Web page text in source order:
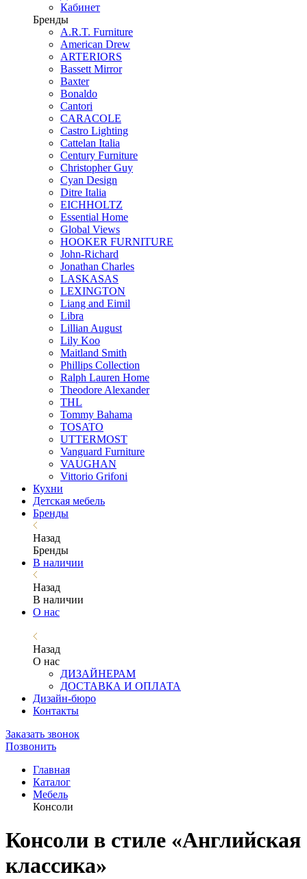
Кабинет
Бренды
A.R.T. Furniture
American Drew
ARTERIORS
Bassett Mirror
Baxter
Bonaldo
Cantori
CARACOLE
Castro Lighting
Cattelan Italia
Century Furniture
Christopher Guy
Cyan Design
Ditre Italia
EICHHOLTZ
Essential Home
Global Views
HOOKER FURNITURE
John-Richard
Jonathan Charles
LASKASAS
LEXINGTON
Liang and Eimil
Libra
Lillian August
Lily Koo
Maitland Smith
Phillips Collection
Ralph Lauren Home
Theodore Alexander
THL
Tommy Bahama
TOSATO
UTTERMOST
Vanguard Furniture
VAUGHAN
Vittorio Grifoni
Кухни
Детская мебель
Бренды
Назад
Бренды
В наличии
Назад
В наличии
О нас
Назад
О нас
ДИЗАЙНЕРАМ
ДОСТАВКА И ОПЛАТА
Дизайн-бюро
Контакты
Заказать звонок
Позвонить
Главная
Каталог
Мебель
Консоли
Консоли в стиле «Английская
классика»